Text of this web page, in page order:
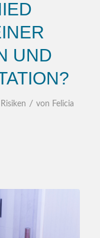
UND
Risiken / von Felicia